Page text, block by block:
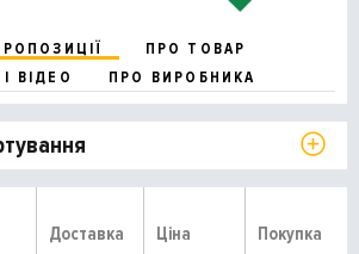
ПРО ТОВАР
ВІДЕО
ПРО ВИРОБНИКА
Доставка Ціна Покупка